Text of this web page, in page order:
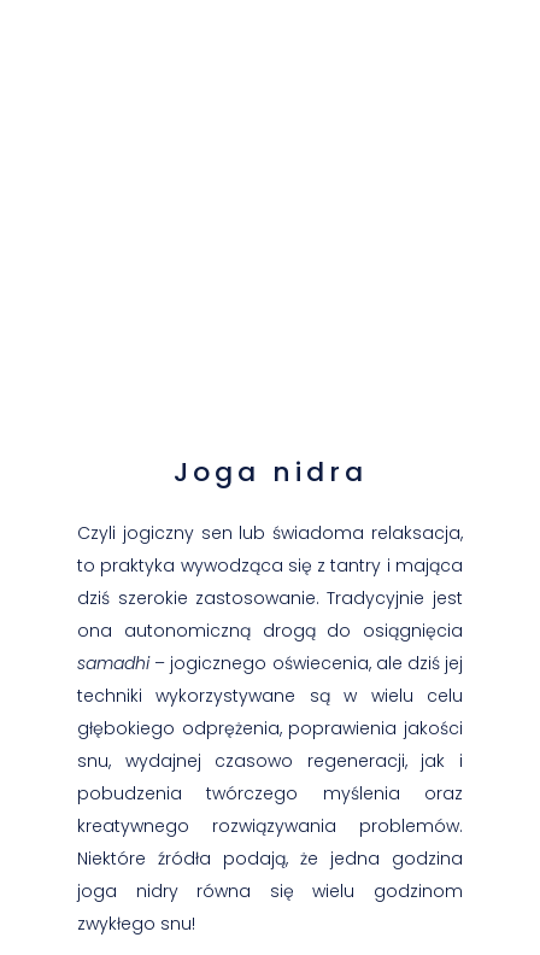
Joga nidra
Czyli jogiczny sen lub świadoma relaksacja,
to praktyka wywodząca się z tantry i mająca
dziś szerokie zastosowanie. Tradycyjnie jest
ona autonomiczną drogą do osiągnięcia
samadhi– jogicznego oświecenia, ale dziś jej
techniki wykorzystywane są w wielu celu
głębokiego odprężenia, poprawienia jakości
snu, wydajnej czasowo regeneracji, jak i
pobudzenia twórczego myślenia oraz
kreatywnego rozwiązywania problemów.
Niektóre źródła podają, że jedna godzina
joga nidry równa się wielu godzinom
zwykłego snu!